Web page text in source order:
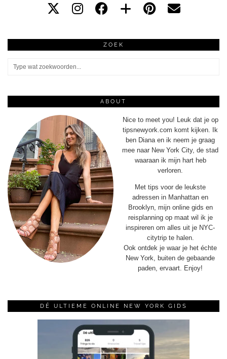
ZOEK
ABOUT
Nice to meet you! Leuk dat je op
tipsnewyork.com komt kijken. Ik
ben Diana en ik neem je graag
mee naar New York City, de stad
waaraan ik mijn hart heb
verloren.
Met tips voor de leukste
adressen in Manhattan en
Brooklyn, mijn online gids en
reisplanning op maat wil ik je
inspireren om alles uit je NYC-
citytrip te halen.
Ook ontdek je waar je het échte
New York, buiten de gebaande
paden, ervaart. Enjoy!
DÉ ULTIEME ONLINE NEW YORK GIDS